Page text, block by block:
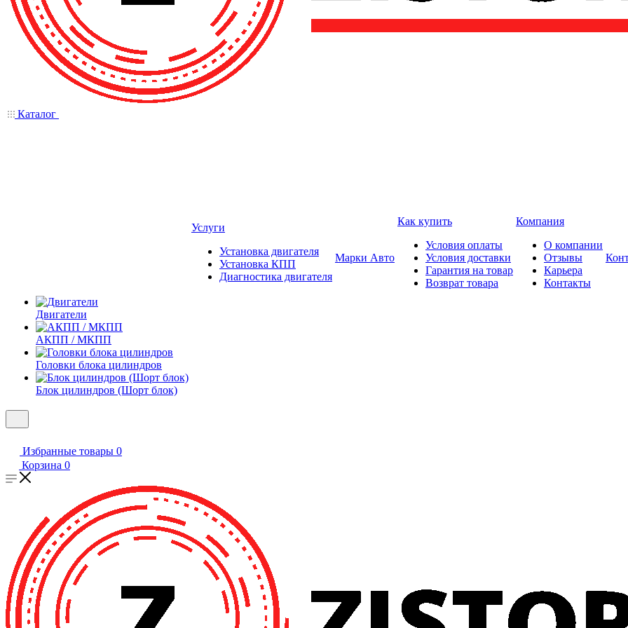
Каталог
Двигатели
АКПП / МКПП
Головки блока цилиндров
Блок цилиндров (Шорт блок)
Услуги
Установка двигателя
Установка КПП
Диагностика двигателя
Марки Авто
Как купить
Условия оплаты
Условия доставки
Гарантия на товар
Возврат товара
Компания
О компании
Отзывы
Карьера
Контакты
Избранные товары 0
Корзина 0